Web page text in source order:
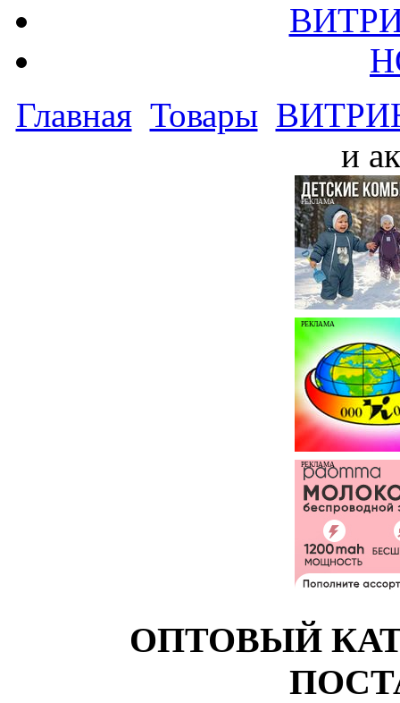
Главная Товары
и
РЕКЛАМА
РЕКЛАМА
РЕКЛАМА
ОПТОВЫЙ